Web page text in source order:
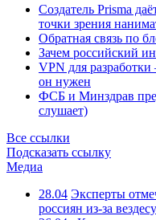
Создатель Prisma
точки зрения
Обратная связь по
Зачем российский
VPN для
он нужен
ФСБ и Минздрав
слушает)
Все ссылки
Подсказать ссылку
Медиа
28.04 Эксперты
россиян из-за